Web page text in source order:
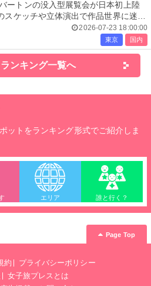
ートンの没入型展覧会が日本初上陸
スケッチや立体演出で作品世界に迷い
2026-07-23 18:00:00
東京 国内
ンキング一覧へ
ットをランキング形式でご紹介しま
エリア 誰と行く？
Page Top
約
プライバシーポリシー
女子旅プレスとは